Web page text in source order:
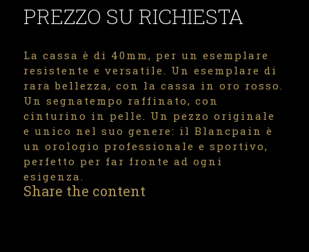
PREZZO SU RICHIESTA
La cassa è di 40mm, per un esemplare
resistente e versatile. Un esemplare di
rara bellezza, con la cassa in oro rosso.
Un segnatempo raffinato, con
cinturino in pelle. Un pezzo originale
e unico nel suo genere: il Blancpain è
un orologio professionale e sportivo,
perfetto per far fronte ad ogni
esigenza.
Share the content